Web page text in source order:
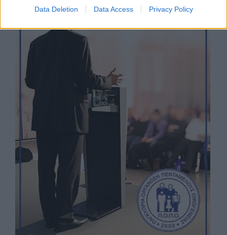
Data Deletion Data Access Privacy Policy